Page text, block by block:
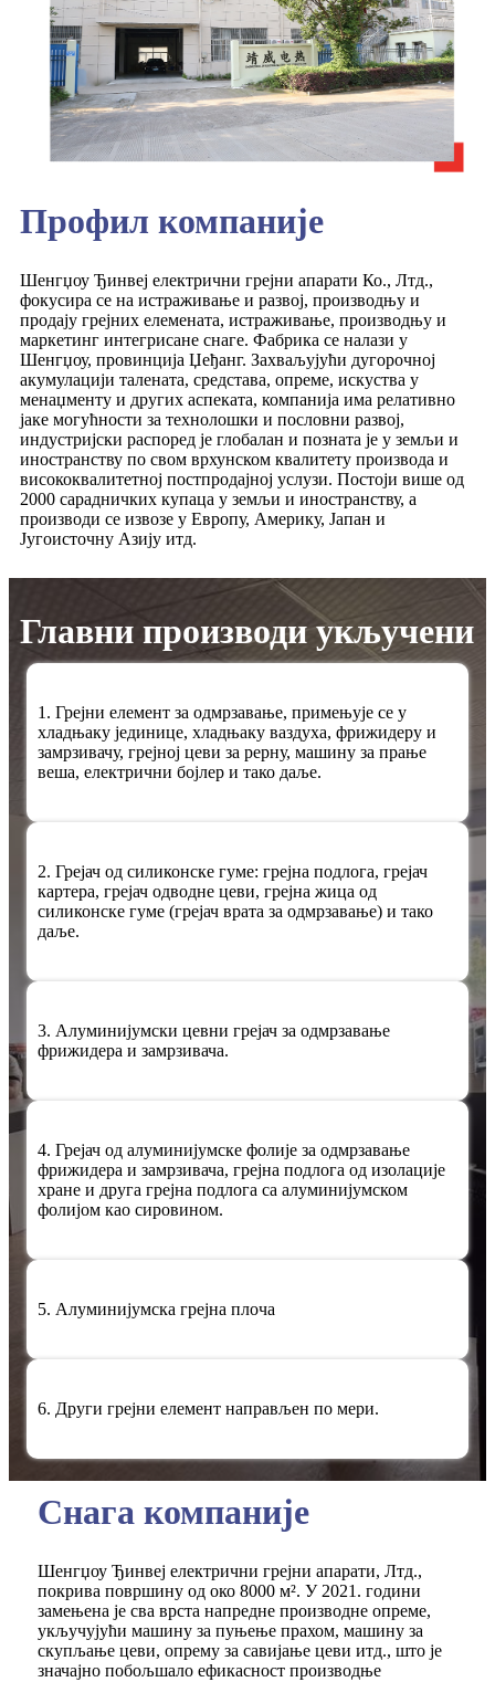
Профил компаније
Шенгџоу Ђинвеј електрични грејни апарати Ко., Лтд.,
фокусира се на истраживање и развој, производњу и
продају грејних елемената, истраживање, производњу и
маркетинг интегрисане снаге. Фабрика се налази у
Шенгџоу, провинција Џеђанг. Захваљујући дугорочној
акумулацији талената, средстава, опреме, искуства у
менаџменту и других аспеката, компанија има релативно
јаке могућности за технолошки и пословни развој,
индустријски распоред је глобалан и позната је у земљи и
иностранству по свом врхунском квалитету производа и
висококвалитетној постпродајној услузи. Постоји више од
2000 сарадничких купаца у земљи и иностранству, а
производи се извозе у Европу, Америку, Јапан и
Југоисточну Азију итд.
Главни производи укључени
1. Грејни елемент за одмрзавање, примењује се у
хладњаку јединице, хладњаку ваздуха, фрижидеру и
замрзивачу, грејној цеви за рерну, машину за прање
веша, електрични бојлер и тако даље.
2. Грејач од силиконске гуме: грејна подлога, грејач
картера, грејач одводне цеви, грејна жица од
силиконске гуме (грејач врата за одмрзавање) и тако
даље.
3. Алуминијумски цевни грејач за одмрзавање
фрижидера и замрзивача.
4. Грејач од алуминијумске фолије за одмрзавање
фрижидера и замрзивача, грејна подлога од изолације
хране и друга грејна подлога са алуминијумском
фолијом као сировином.
5. Алуминијумска грејна плоча
6. Други грејни елемент направљен по мери.
Снага компаније
Шенгџоу Ђинвеј електрични грејни апарати, Лтд.,
покрива површину од око 8000 м². У 2021. години
замењена је сва врста напредне производне опреме,
укључујући машину за пуњење прахом, машину за
скупљање цеви, опрему за савијање цеви итд., што је
значајно побољшало ефикасност производње